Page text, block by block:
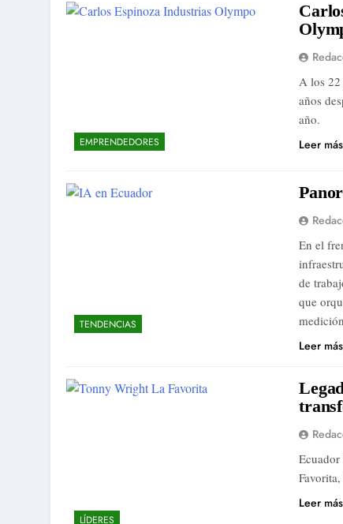
EMPRENDEDORES
A los 22
años
año.
Leer más
TENDENCIAS
En el
de
que
Leer más
LÍDERES
Leer más